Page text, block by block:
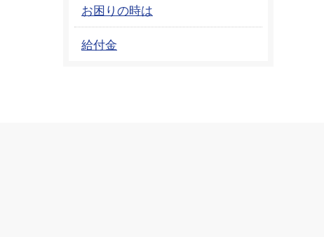
お困りの時は
給付金